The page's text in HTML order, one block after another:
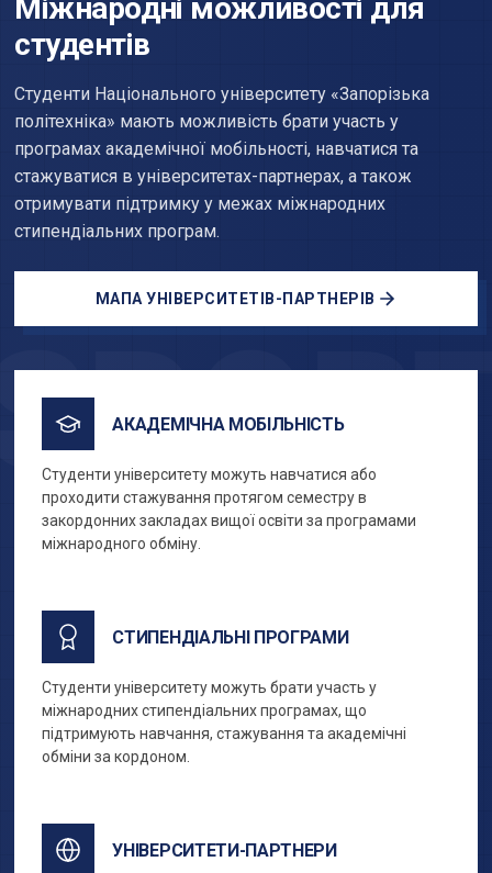
Міжнародні можливості для
студентів
Студенти Національного університету «Запорізька
політехніка» мають можливість брати участь у
програмах академічної мобільності, навчатися та
стажуватися в університетах-партнерах, а також
отримувати підтримку у межах міжнародних
стипендіальних програм.
МАПА УНІВЕРСИТЕТІВ-ПАРТНЕРІВ
АКАДЕМІЧНА МОБІЛЬНІСТЬ
Студенти університету можуть навчатися або
проходити стажування протягом семестру в
закордонних закладах вищої освіти за програмами
міжнародного обміну.
СТИПЕНДІАЛЬНІ ПРОГРАМИ
Студенти університету можуть брати участь у
міжнародних стипендіальних програмах, що
підтримують навчання, стажування та академічні
обміни за кордоном.
УНІВЕРСИТЕТИ-ПАРТНЕРИ